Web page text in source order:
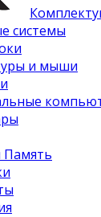
системы
и мыши
Память